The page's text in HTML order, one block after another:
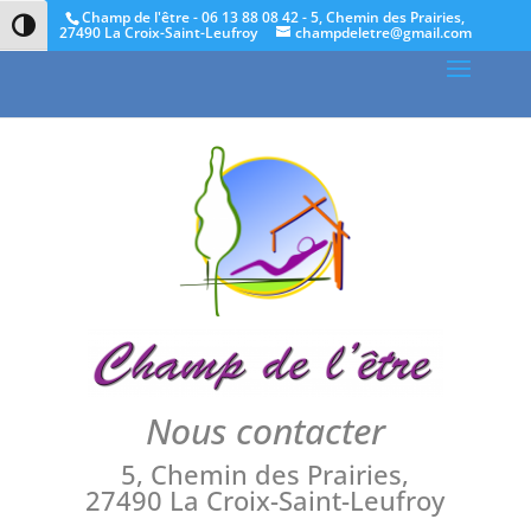
Passer en contraste élevé
Champ de l'être - 06 13 88 08 42 - 5, Chemin des Prairies,
27490 La Croix-Saint-Leufroy champdeletre@gmail.com
Nous contacter
5, Chemin des Prairies,
27490 La Croix-Saint-Leufroy